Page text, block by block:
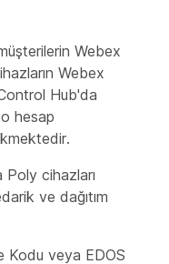
Webex
Webex
Hub'da
hesap
Poly cihazları
ve dağıtım
Kodu veya EDOS